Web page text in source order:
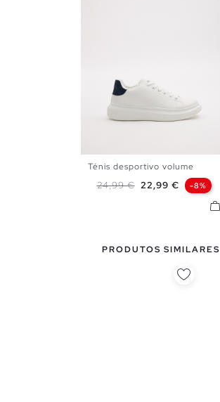
Ténis desportivo volume
Preço normal
24,99 € Preço
22,99 € -8%
PRODUTOS SIMILARES